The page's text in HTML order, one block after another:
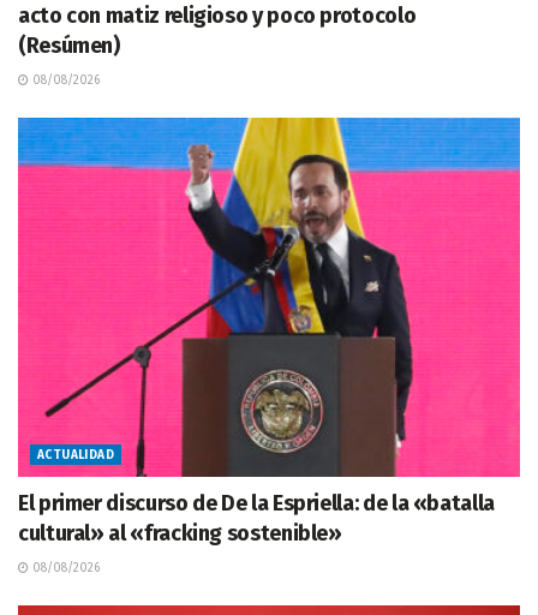
acto con matiz religioso y poco protocolo
(Resúmen)
08/08/2026
ACTUALIDAD
El primer discurso de De la Espriella: de la «batalla
cultural» al «fracking sostenible»
08/08/2026